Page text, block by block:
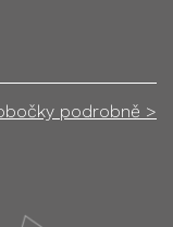
podrobně >